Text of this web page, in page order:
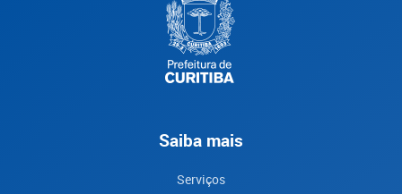
Saiba mais
Serviços